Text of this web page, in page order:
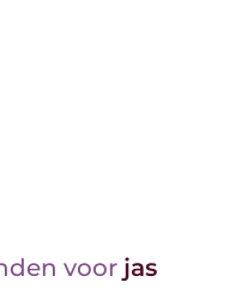
voor jas